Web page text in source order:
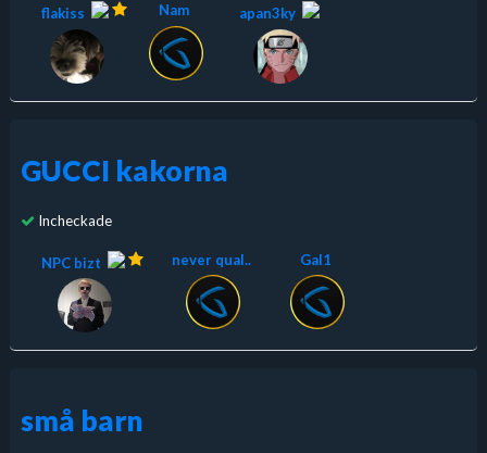
flakiss Nam apan3ky
GUCCI kakorna
Incheckade
NPC bizt never qual.. Gal1
små barn